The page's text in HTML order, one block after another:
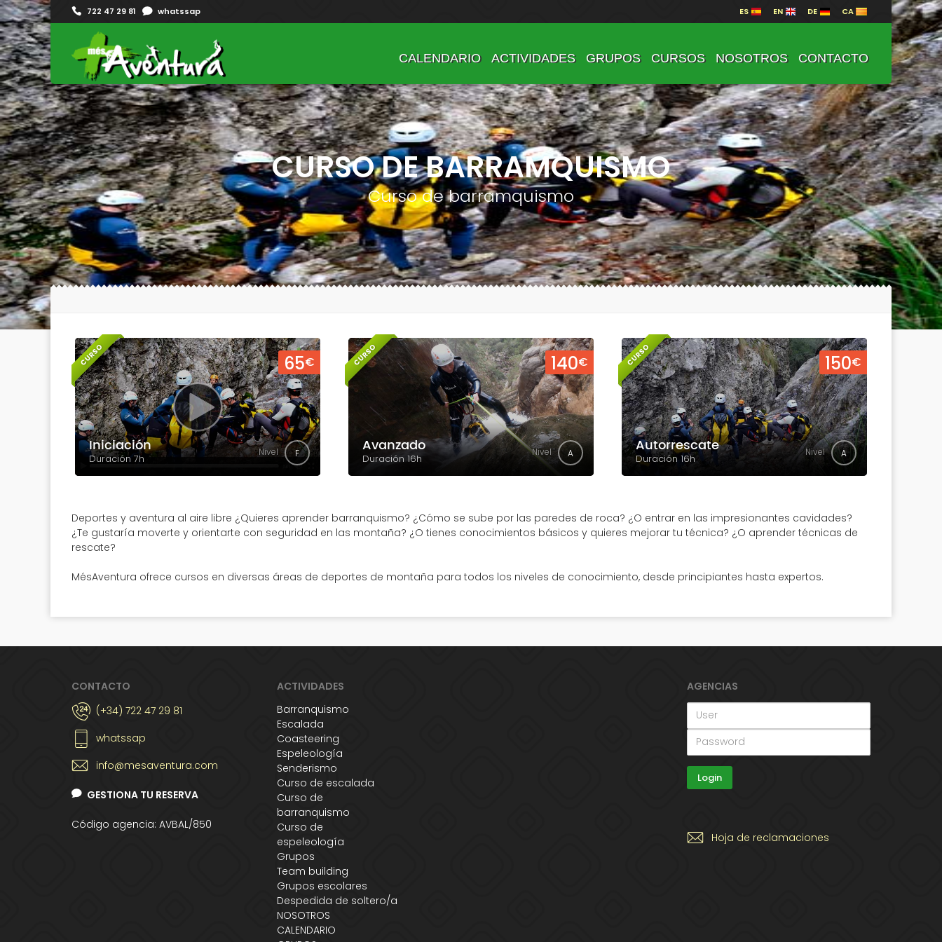
722 47 29 81 whatssap ES EN DE CA
CALENDARIO ACTIVIDADES GRUPOS CURSOS NOSOTROS CONTACTO
CURSO DE BARRAMQUISMO
Curso de barramquismo
CURSO 65€
Iniciación
Duración 7h
Nivel F
CURSO 140€
Avanzado
Duración 16h
Nivel A
CURSO 150€
Autorrescate
Duración 16h
Nivel A
Deportes y aventura al aire libre ¿Quieres aprender barranquismo? ¿Cómo se sube por las paredes de roca? ¿O entrar en las impresionantes cavidades?
¿Te gustaría moverte y orientarte con seguridad en las montaña? ¿O tienes conocimientos básicos y quieres mejorar tu técnica? ¿O aprender técnicas de
rescate?
MésAventura ofrece cursos en diversas áreas de deportes de montaña para todos los niveles de conocimiento, desde principiantes hasta expertos.
CONTACTO
(+34) 722 47 29 81
whatssap
info@mesaventura.com
GESTIONA TU RESERVA
Código agencia: AVBAL/850
ACTIVIDADES
Barranquismo
Escalada
Coasteering
Espeleología
Senderismo
Curso de escalada
Curso de
barranquismo
Curso de
espeleología
Grupos
Team building
Grupos escolares
Despedida de soltero/a
NOSOTROS
CALENDARIO
AGENCIAS
Hoja de reclamaciones